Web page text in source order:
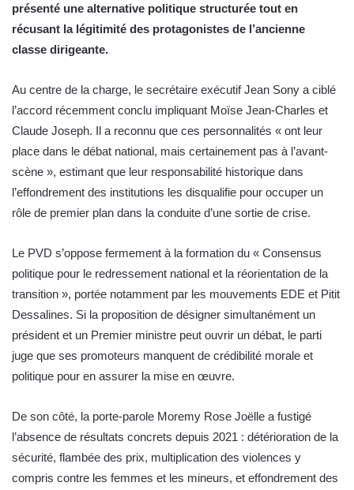
présenté une alternative politique structurée tout en
récusant la légitimité des protagonistes de l’ancienne
classe dirigeante.
Au centre de la charge, le secrétaire exécutif Jean Sony a ciblé
l’accord récemment conclu impliquant Moïse Jean-Charles et
Claude Joseph. Il a reconnu que ces personnalités « ont leur
place dans le débat national, mais certainement pas à l’avant-
scène », estimant que leur responsabilité historique dans
l’effondrement des institutions les disqualifie pour occuper un
rôle de premier plan dans la conduite d’une sortie de crise.
Le PVD s’oppose fermement à la formation du « Consensus
politique pour le redressement national et la réorientation de la
transition », portée notamment par les mouvements EDE et Pitit
Dessalines. Si la proposition de désigner simultanément un
président et un Premier ministre peut ouvrir un débat, le parti
juge que ses promoteurs manquent de crédibilité morale et
politique pour en assurer la mise en œuvre.
De son côté, la porte-parole Moremy Rose Joëlle a fustigé
l’absence de résultats concrets depuis 2021 : détérioration de la
sécurité, flambée des prix, multiplication des violences y
compris contre les femmes et les mineurs, et effondrement des